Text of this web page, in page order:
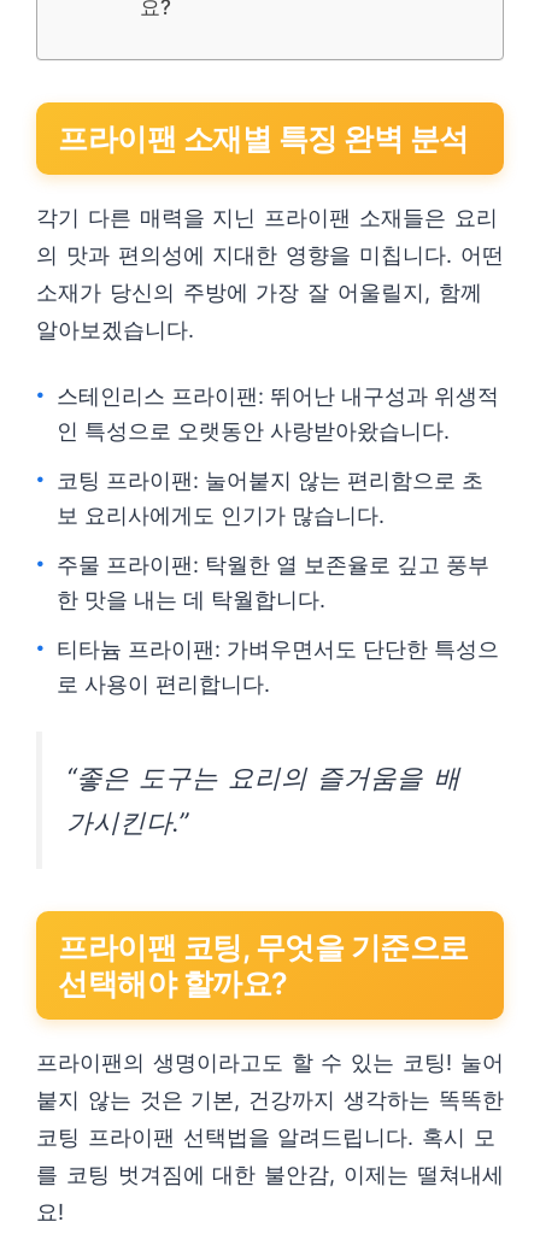
요?
프라이팬 소재별 특징 완벽 분석
각기 다른 매력을 지닌 프라이팬 소재들은 요리
의 맛과 편의성에 지대한 영향을 미칩니다. 어떤
소재가 당신의 주방에 가장 잘 어울릴지, 함께
알아보겠습니다.
스테인리스 프라이팬: 뛰어난 내구성과 위생적
인 특성으로 오랫동안 사랑받아왔습니다.
코팅 프라이팬: 눌어붙지 않는 편리함으로 초
보 요리사에게도 인기가 많습니다.
주물 프라이팬: 탁월한 열 보존율로 깊고 풍부
한 맛을 내는 데 탁월합니다.
티타늄 프라이팬: 가벼우면서도 단단한 특성으
로 사용이 편리합니다.
“좋은 도구는 요리의 즐거움을 배
가시킨다.”
프라이팬 코팅, 무엇을 기준으로
선택해야 할까요?
프라이팬의 생명이라고도 할 수 있는 코팅! 눌어
붙지 않는 것은 기본, 건강까지 생각하는 똑똑한
코팅 프라이팬 선택법을 알려드립니다. 혹시 모
를 코팅 벗겨짐에 대한 불안감, 이제는 떨쳐내세
요!